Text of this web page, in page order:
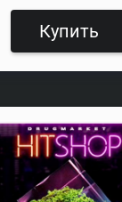
Купить